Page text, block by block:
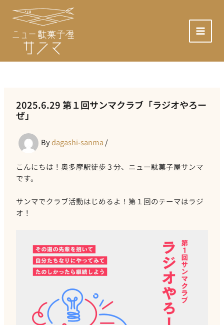
ッ
2025.6.29 第１回サンマクラブ「ラジオやろー
ぜ」
Bydagashi-sanma /
こんにちは！奥多摩駅徒歩３分、ニュー駄菓子屋サンマ
です。
サンマでクラブ活動はじめるよ！第１回のテーマはラジ
オ！